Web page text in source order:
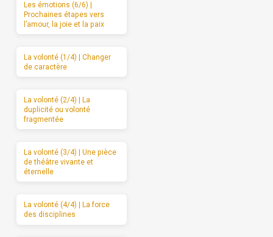
Les émotions (6/6) |
Prochaines étapes vers
l’amour, la joie et la paix
La volonté (1/4) | Changer
de caractère
La volonté (2/4) | La
duplicité ou volonté
fragmentée
La volonté (3/4) | Une pièce
de théâtre vivante et
éternelle
La volonté (4/4) | La force
des disciplines